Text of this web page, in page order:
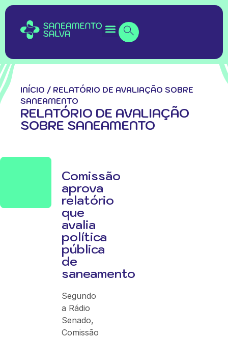
INÍCIO / RELATÓRIO DE AVALIAÇÃO SOBRE
SANEAMENTO
RELATÓRIO DE AVALIAÇÃO
SOBRE SANEAMENTO
Comissão
aprova
relatório
que
avalia
política
pública
de
saneamento
Segundo
a Rádio
Senado,
Comissão